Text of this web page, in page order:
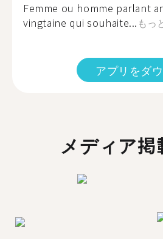
Femme ou homme parlant
vingtaine qui souhaite... もっ
アプリをダ
メディア掲